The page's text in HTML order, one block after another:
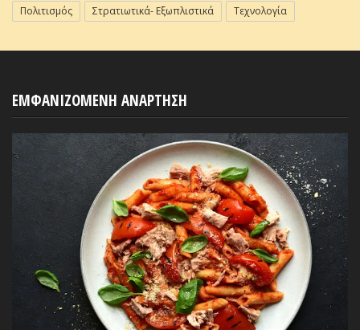
Πολιτισμός
Στρατιωτικά- Εξωπλιστικά Τεχνολογία
ΕΜΦΑΝΙΖΟΜΕΝΗ ΑΝΑΡΤΗΣΗ